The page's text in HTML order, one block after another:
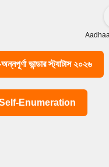
ভান্ডার স্ট্যাটাস ২০২৬
- Self-Enumeration